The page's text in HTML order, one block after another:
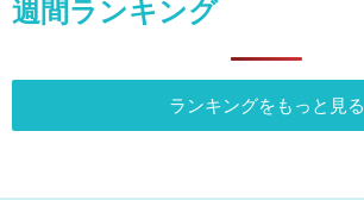
週間ランキング
ランキングをもっと見る